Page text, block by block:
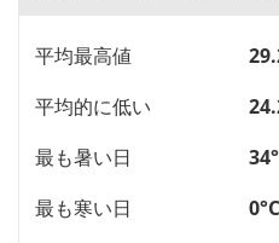
平均最高値
平均的に低い
最も暑い日
最も寒い日